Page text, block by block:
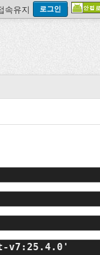
속유지